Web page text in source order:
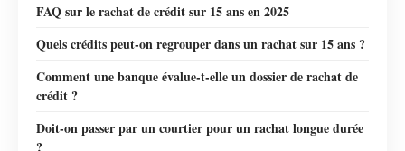
FAQ sur le rachat de crédit sur 15 ans en 2025
Quels crédits peut-on regrouper dans un rachat sur 15 ans ?
Comment une banque évalue-t-elle un dossier de rachat de
crédit ?
Doit-on passer par un courtier pour un rachat longue durée
?